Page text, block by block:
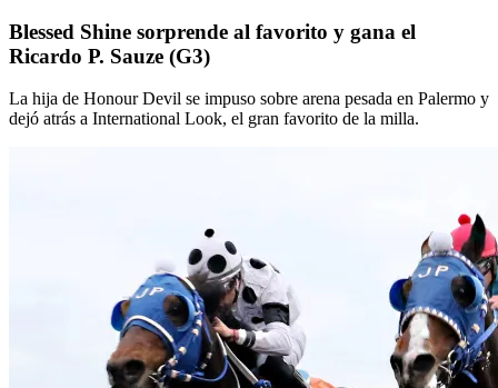
Blessed Shine sorprende al favorito y gana el
Ricardo P. Sauze (G3)
La hija de Honour Devil se impuso sobre arena pesada en Palermo y
dejó atrás a International Look, el gran favorito de la milla.